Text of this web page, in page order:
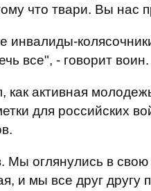
что твари. Вы нас
инвалиды-
все", - говорит воин.
как активная
для российских
Мы оглянулись в
и мы все друг